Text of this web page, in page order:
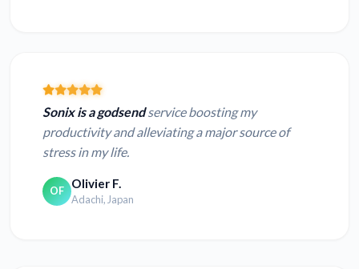
Sonix is a godsendservice boosting my
productivity and alleviating a major source of
stress in my life.
OF Olivier F.
Adachi, Japan